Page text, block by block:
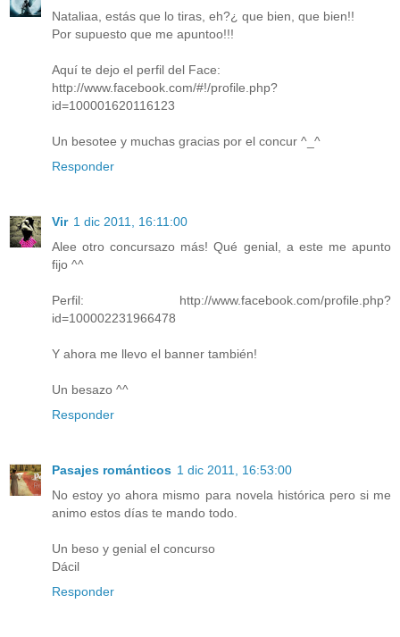
Nataliaa, estás que lo tiras, eh?¿ que bien, que bien!!
Por supuesto que me apuntoo!!!
Aquí te dejo el perfil del Face:
http://www.facebook.com/#!/profile.php?
id=100001620116123
Un besotee y muchas gracias por el concur ^_^
Responder
Vir 1 dic 2011, 16:11:00
Alee otro concursazo más! Qué genial, a este me apunto
fijo ^^
Perfil: http://www.facebook.com/profile.php?
id=100002231966478
Y ahora me llevo el banner también!
Un besazo ^^
Responder
Pasajes románticos 1 dic 2011, 16:53:00
No estoy yo ahora mismo para novela histórica pero si me
animo estos días te mando todo.
Un beso y genial el concurso
Dácil
Responder